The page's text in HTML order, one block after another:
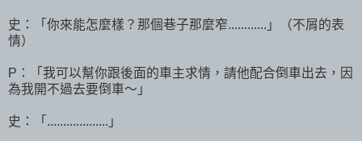
史：「你來能怎麼樣？那個巷子那麼窄............」（不屑的表
情）
P：「我可以幫你跟後面的車主求情，請他配合倒車出去，因
為我開不過去要倒車～」
史：「...................」